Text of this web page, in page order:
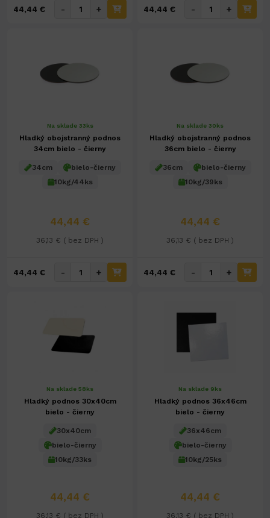
44,44 € - + 44,44 € - +
Na sklade 33ks
Hladký obojstranný podnos
34cm bielo - čierny
34cm
bielo-čierny
10kg/44ks
44,44 €
36,13 € ( bez DPH )
44,44 € - +
Na sklade 30ks
Hladký obojstranný podnos
36cm bielo - čierny
36cm
bielo-čierny
10kg/39ks
44,44 €
36,13 € ( bez DPH )
44,44 € - +
Na sklade 58ks
Hladký podnos 30x40cm
bielo - čierny
30x40cm
bielo-čierny
10kg/33ks
44,44 €
36,13 € ( bez DPH )
Na sklade 9ks
Hladký podnos 36x46cm
bielo - čierny
36x46cm
bielo-čierny
10kg/25ks
44,44 €
36,13 € ( bez DPH )